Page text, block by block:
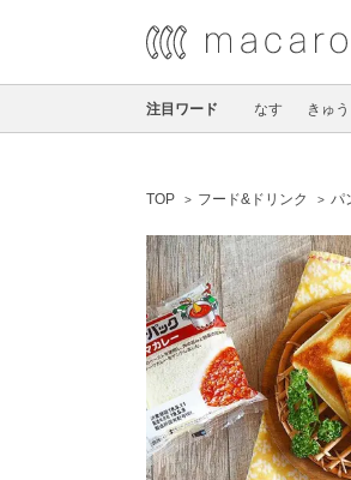
注目ワード なす きゅう
TOP フード&ドリンク パ